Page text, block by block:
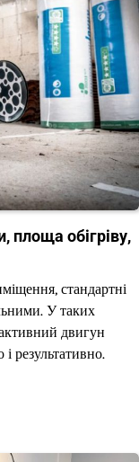
площа обігріву,
стандартні
У таких
двигун
результативно.